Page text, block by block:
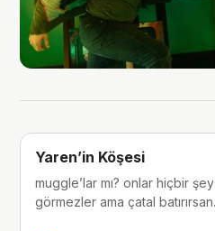
Yaren’in Köşesi
muggle’lar mı? onlar hiçbir şey
görmezler ama çatal batırırsan